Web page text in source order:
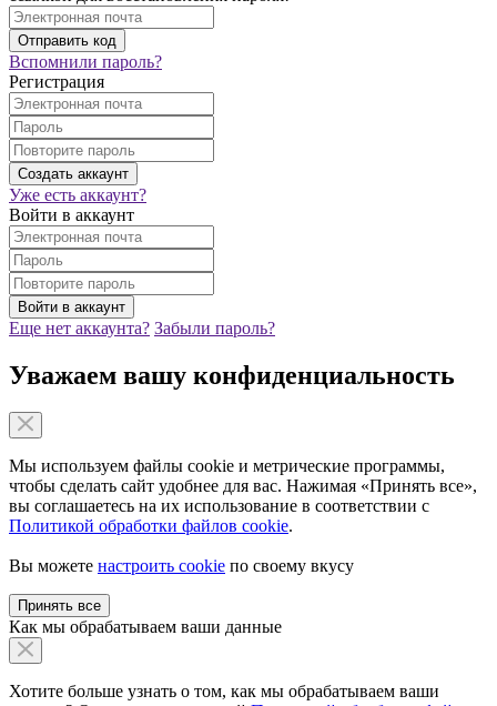
Вспомнили пароль?
Регистрация
Уже есть аккаунт?
Войти в аккаунт
Еще нет аккаунта? Забыли пароль?
Уважаем вашу конфиденциальность
Мы используем файлы cookie и метрические программы,
чтобы сделать сайт удобнее для вас. Нажимая «Принять все»,
вы соглашаетесь на их использование в соответствии с
Политикой обработки файлов cookie.
Вы можете настроить cookie по своему вкусу
Принять все
Как мы обрабатываем ваши данные
Хотите больше узнать о том, как мы обрабатываем ваши